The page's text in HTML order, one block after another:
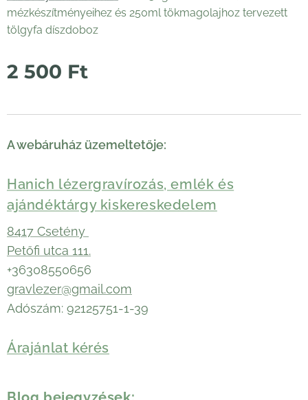
mézkészítményeihez és 250ml tökmagolajhoz tervezett
tölgyfa díszdoboz
2 500 Ft
A webáruház üzemeltetője:
Hanich lézergravírozás, emlék és
ajándéktárgy kiskereskedelem
8417 Csetény
Petőfi utca 111.
+36308550656
gravlezer@gmail.com
Adószám: 92125751-1-39
Árajánlat kérés